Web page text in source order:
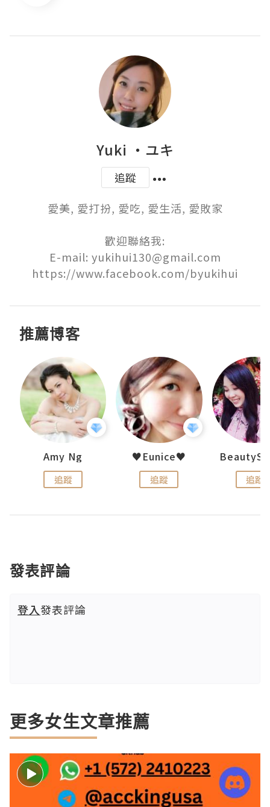
Yuki ‧ユキ
追蹤
愛美, 愛打扮, 愛吃, 愛生活, 愛敗家
歡迎聯絡我:
E-mail: yukihui130@gmail.com
推薦博客
Amy Ng
追蹤
♥Eunice♥
追蹤 追蹤
發表評論
登入發表評論
更多女生文章推薦